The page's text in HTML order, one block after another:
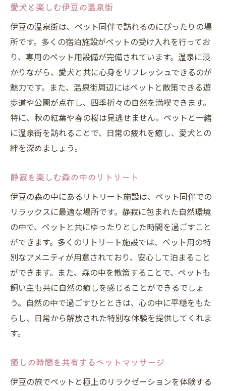
愛犬と楽しむ伊豆の温泉街
伊豆の温泉街は、ペット同伴で訪れるのにぴったりの場
所です。多くの宿泊施設がペットの受け入れを行ってお
り、専用のペット用設備が完備されています。温泉に浸
かりながら、愛犬と共に心身をリフレッシュできるのが
魅力です。また、温泉街周辺にはペットと散策できる遊
歩道や公園が点在し、四季折々の自然を満喫できます。
特に、秋の紅葉や春の桜は見逃せません。ペットと一緒
に温泉街を訪れることで、日常の疲れを癒し、愛犬との
絆を深めましょう。
静寂を楽しむ森の中のリトリート
伊豆の森の中にあるリトリート施設は、ペット同伴での
リラックスに最適な場所です。静寂に包まれた自然環境
の中で、ペットと共にゆったりとした時間を過ごすこと
ができます。多くのリトリート施設では、ペット用の特
別なアメニティが用意されており、安心して泊まること
ができます。また、森の中を散策することで、ペットも
飼い主も共に自然の癒しを感じることができるでしょ
う。自然の中で過ごすひとときは、心の中に平穏をもた
らし、日常から解放された特別な体験を提供してくれま
す。
癒しの時間を共有するペットマッサージ
伊豆の旅でペットと極上のリラクゼーションを体験する